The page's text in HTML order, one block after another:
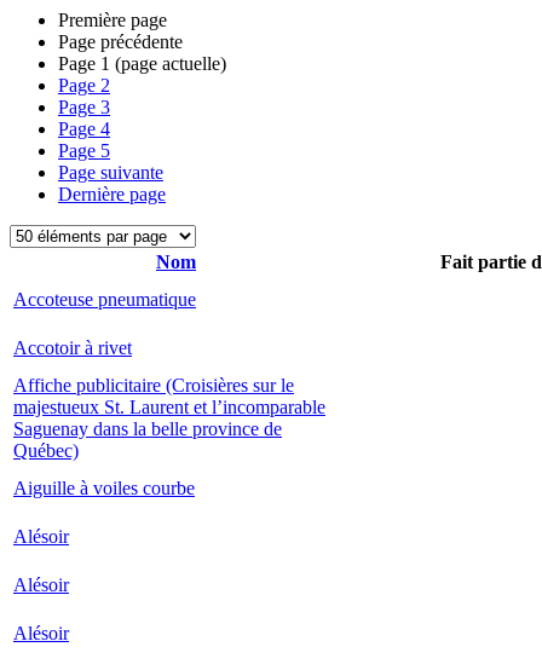
Première page
Page précédente
Page 1 (page actuelle)
Page 2
Page 3
Page 4
Page 5
Page suivante
Dernière page
Nom
Fait partie
Accoteuse pneumatique
Accotoir à rivet
Affiche publicitaire (Croisières sur le
majestueux St. Laurent et l’incomparable
Saguenay dans la belle province de
Québec)
Aiguille à voiles courbe
Alésoir
Alésoir
Alésoir